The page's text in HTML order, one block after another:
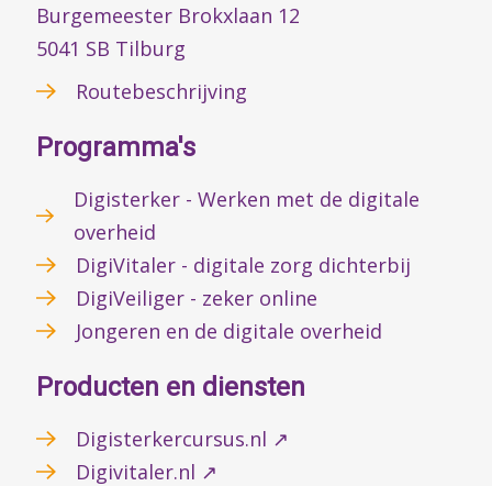
Burgemeester Brokxlaan 12
5041 SB Tilburg
Routebeschrijving
Programma's
Digisterker - Werken met de digitale
overheid
DigiVitaler - digitale zorg dichterbij
DigiVeiliger - zeker online
Jongeren en de digitale overheid
Producten en diensten
Digisterkercursus.nl ↗
Digivitaler.nl ↗